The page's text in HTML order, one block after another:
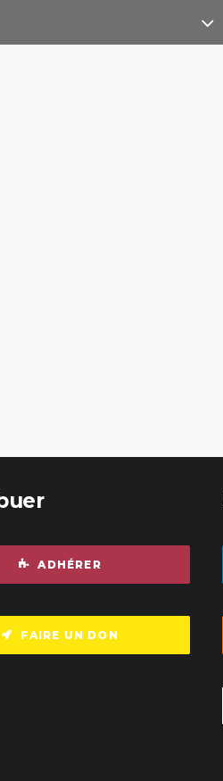
ADHÉRER
FAIRE UN DON